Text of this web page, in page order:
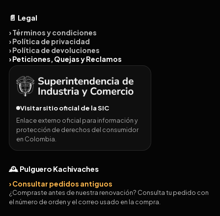
📄 Legal
› Términos y condiciones
› Política de privacidad
› Política de devoluciones
› Peticiones, Quejas y Reclamos
Visitar sitio oficial de la SIC
Enlace externo oficial para información y
protección de derechos del consumidor
en Colombia.
🕰️ Pulguero Kachivaches
› Consultar pedidos antiguos
¿Compraste antes de nuestra renovación? Consulta tu pedido con
el número de orden y el correo usado en la compra.